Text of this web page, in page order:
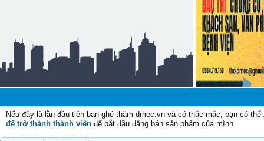
Nếu đây là lần đầu tiên bạn ghé thăm dmec.vn và có thắc mắc, bạn có
để trở thành thành viên để bắt đầu đăng bán sản phẩm của mình.